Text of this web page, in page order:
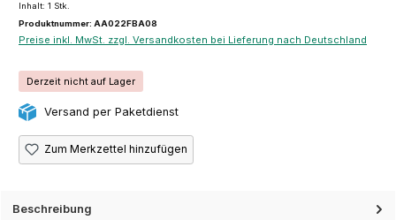
Inhalt: 1 Stk.
Produktnummer: AA022FBA08
Preise inkl. MwSt. zzgl. Versandkosten bei Lieferung nach Deutschland
Derzeit nicht auf Lager
Versand per Paketdienst
Zum Merkzettel hinzufügen
Beschreibung